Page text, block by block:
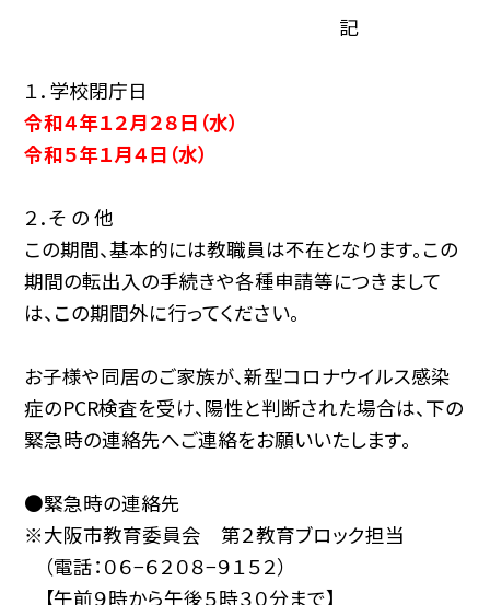
記
１．学校閉庁日
令和４年１２月２８日（水）
令和５年１月４日（水）
２．そ の 他
この期間、基本的には教職員は不在となります。この
期間の転出入の手続きや各種申請等につきまして
は、この期間外に行ってください。
お子様や同居のご家族が、新型コロナウイルス感染
症のPCR検査を受け、陽性と判断された場合は、下の
緊急時の連絡先へご連絡をお願いいたします。
●緊急時の連絡先
※大阪市教育委員会 第２教育ブロック担当
（電話：０６−６２０８−９１５２）
【午前９時から午後５時３０分まで】